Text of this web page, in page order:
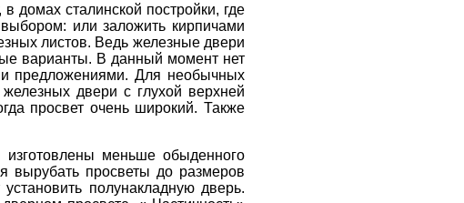
домах сталинской постройки, где
или заложить кирпичами
листов. Ведь железные двери
варианты. В данный момент нет
предложениями. Для необычных
двери с глухой верхней
просвет очень широкий. Также
изготовлены меньше обыденного
вырубать просветы до размеров
полунакладную дверь.